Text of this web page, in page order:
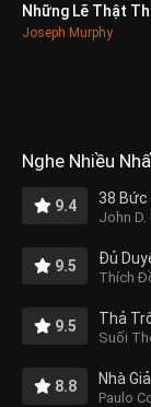
Joseph Murphy
Nghe Nhiều
9.4 38 Bức
John
9.5 Đủ
Thích
9.5 Thả
Suối
8.8 Nhà
Paulo